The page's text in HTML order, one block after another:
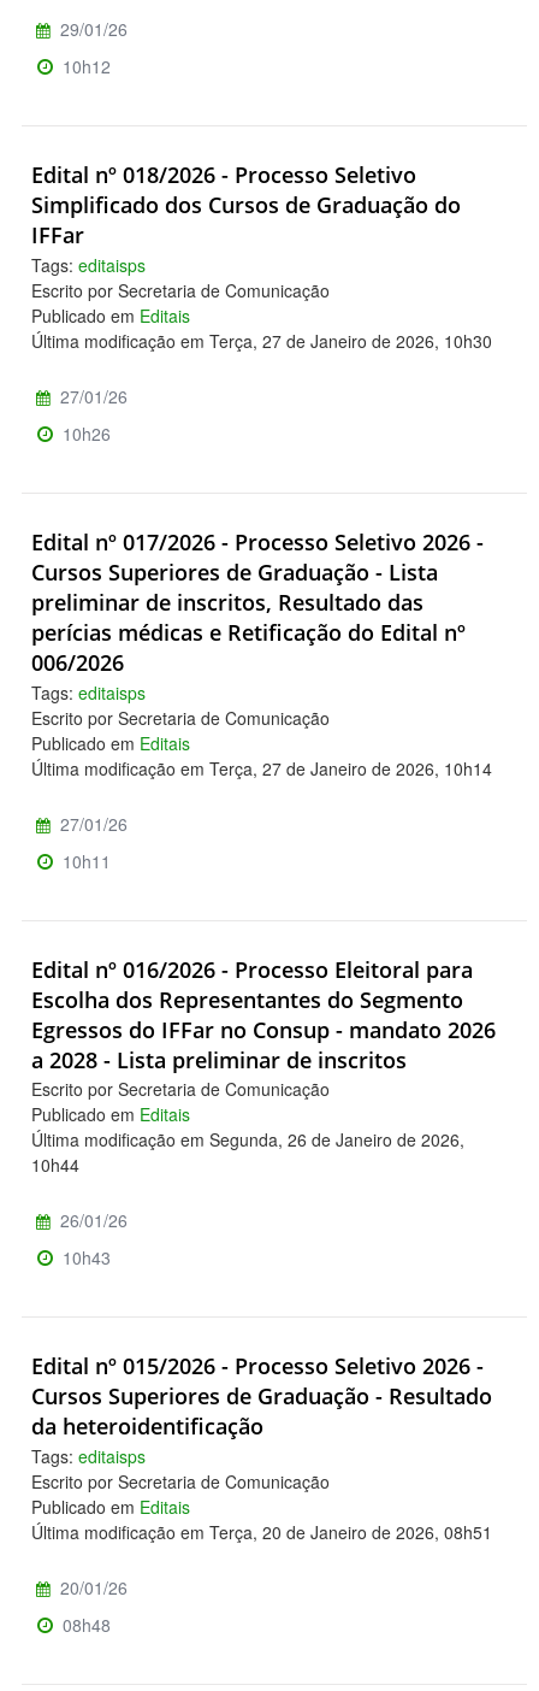
29/01/26
10h12
Edital nº 018/2026 - Processo Seletivo
Simplificado dos Cursos de Graduação do
IFFar
Tags: editaisps
Escrito por Secretaria de Comunicação
Publicado em Editais
Última modificação em Terça, 27 de Janeiro de 2026, 10h30
27/01/26
10h26
Edital nº 017/2026 - Processo Seletivo 2026 -
Cursos Superiores de Graduação - Lista
preliminar de inscritos, Resultado das
perícias médicas e Retificação do Edital nº
006/2026
Tags: editaisps
Escrito por Secretaria de Comunicação
Publicado em Editais
Última modificação em Terça, 27 de Janeiro de 2026, 10h14
27/01/26
10h11
Edital nº 016/2026 - Processo Eleitoral para
Escolha dos Representantes do Segmento
Egressos do IFFar no Consup - mandato 2026
a 2028 - Lista preliminar de inscritos
Escrito por Secretaria de Comunicação
Publicado em Editais
Última modificação em Segunda, 26 de Janeiro de 2026,
10h44
26/01/26
10h43
Edital nº 015/2026 - Processo Seletivo 2026 -
Cursos Superiores de Graduação - Resultado
da heteroidentificação
Tags: editaisps
Escrito por Secretaria de Comunicação
Publicado em Editais
Última modificação em Terça, 20 de Janeiro de 2026, 08h51
20/01/26
08h48